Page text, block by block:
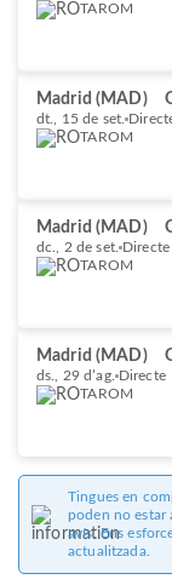
TAROM
Madrid (MAD)
dt., 15 de set.
TAROM
Madrid (MAD)
dc., 2 de set. Directe
TAROM
Madrid (MAD)
ds., 29 d’ag. Directe
TAROM
Tingues en
poden no estar
avís. Ens
actualitzada.